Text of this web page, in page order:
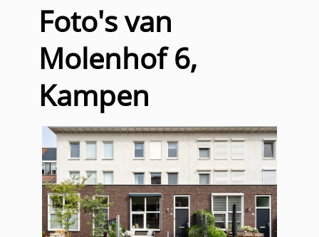
Foto's van
Molenhof 6,
Kampen